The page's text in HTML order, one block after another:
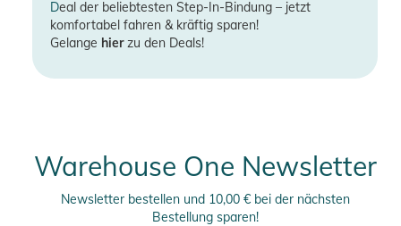
Deal der beliebtesten Step-In-Bindung – jetzt
komfortabel fahren & kräftig sparen!
Gelange hierzu den Deals!
Warehouse One Newsletter
Newsletter bestellen und 10,00 € bei der nächsten
Bestellung sparen!